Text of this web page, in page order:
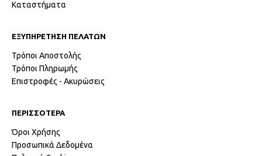
Καταστήματα
ΕΞΥΠΗΡΕΤΗΣΗ ΠΕΛΑΤΩΝ
Τρόποι Αποστολής
Τρόποι Πληρωμής
Επιστροφές - Ακυρώσεις
ΠΕΡΙΣΣΟΤΕΡΑ
Όροι Χρήσης
Προσωπικά Δεδομένα